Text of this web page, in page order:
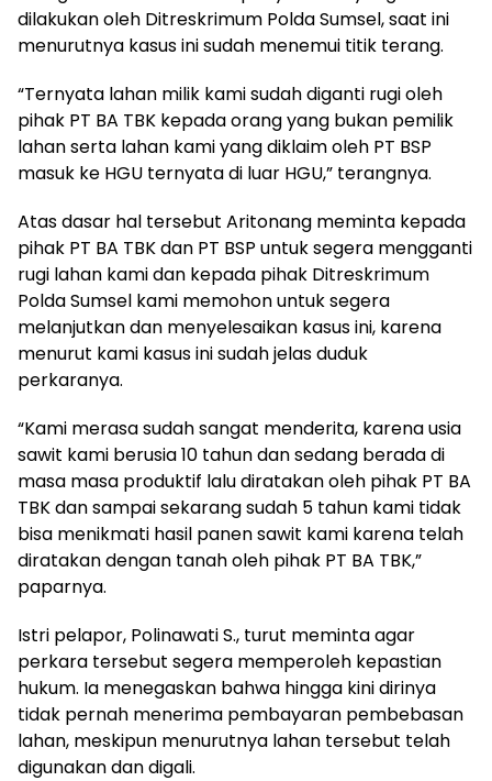
dilakukan oleh Ditreskrimum Polda Sumsel, saat ini
menurutnya kasus ini sudah menemui titik terang.
“Ternyata lahan milik kami sudah diganti rugi oleh
pihak PT BA TBK kepada orang yang bukan pemilik
lahan serta lahan kami yang diklaim oleh PT BSP
masuk ke HGU ternyata di luar HGU,” terangnya.
Atas dasar hal tersebut Aritonang meminta kepada
pihak PT BA TBK dan PT BSP untuk segera mengganti
rugi lahan kami dan kepada pihak Ditreskrimum
Polda Sumsel kami memohon untuk segera
melanjutkan dan menyelesaikan kasus ini, karena
menurut kami kasus ini sudah jelas duduk
perkaranya.
“Kami merasa sudah sangat menderita, karena usia
sawit kami berusia 10 tahun dan sedang berada di
masa masa produktif lalu diratakan oleh pihak PT BA
TBK dan sampai sekarang sudah 5 tahun kami tidak
bisa menikmati hasil panen sawit kami karena telah
diratakan dengan tanah oleh pihak PT BA TBK,”
paparnya.
Istri pelapor, Polinawati S., turut meminta agar
perkara tersebut segera memperoleh kepastian
hukum. Ia menegaskan bahwa hingga kini dirinya
tidak pernah menerima pembayaran pembebasan
lahan, meskipun menurutnya lahan tersebut telah
digunakan dan digali.